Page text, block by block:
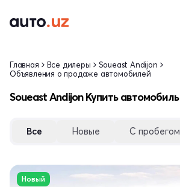
Главная Все дилеры
Soueast Andijon
Объявления о продаже автомобилей
Soueast Andijon Купить автомобиль
Все Новые С пробегом
Новый